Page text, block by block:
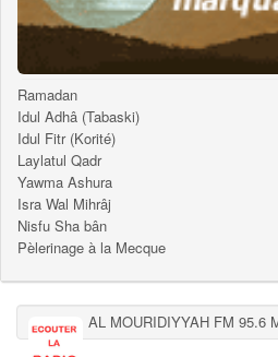
Ramadan
Idul Adhâ (Tabaski)
Idul Fitr (Korité)
Laylatul Qadr
Yawma Ashura
Isra Wal Mihrâj
Nisfu Sha bân
Pèlerinage à la Mecque
AL MOURIDIYYAH FM 95.6